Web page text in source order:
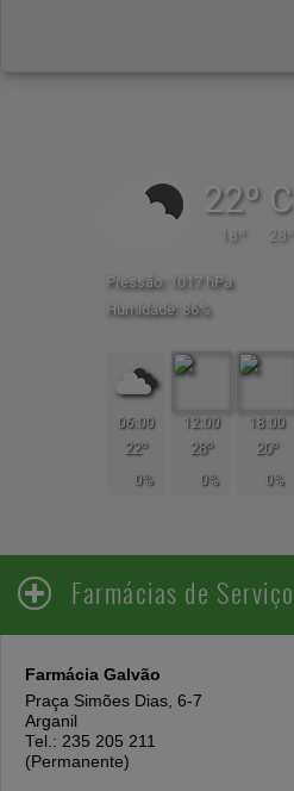
22º C
18º 28º
Pressão: 1017 hPa
Humidade: 86%
06:00
22º
0%
12:00
28º
0%
18:00
20º
0%
Farmácias de Serviço
Farmácia Galvão
Praça Simões Dias, 6-7
Arganil
Tel.: 235 205 211
(Permanente)